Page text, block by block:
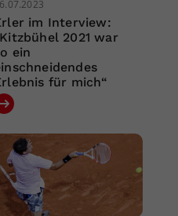
im Interview:
2021 war
ein
für mich“